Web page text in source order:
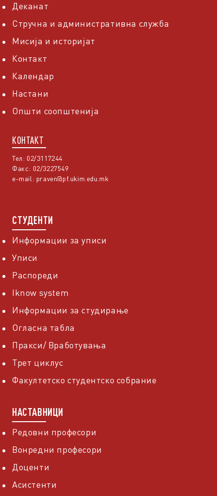
Деканат
Стручна и административна служба
Мисија и историјат
Контакт
Календар
Настани
Општи соопштенија
КОНТАКТ
Тел: 02/3117244
Факс: 02/3227549
e-mail: praven@pf.ukim.edu.mk
СТУДЕНТИ
Информации за уписи
Уписи
Распореди
Iknow system
Информации за студирање
Огласна табла
Пракси/ Вработувања
Трет циклус
Факултетско студентско собрание
НАСТАВНИЦИ
Редовни професори
Вонредни професори
Доценти
Асистенти